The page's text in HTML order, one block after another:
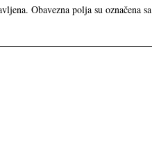
Obavezna polja su označena sa